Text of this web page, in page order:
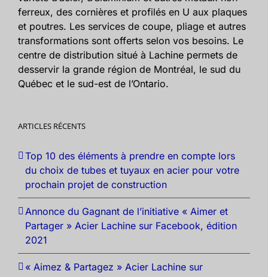
ferreux, des cornières et profilés en U aux plaques
et poutres. Les services de coupe, pliage et autres
transformations sont offerts selon vos besoins. Le
centre de distribution situé à Lachine permets de
desservir la grande région de Montréal, le sud du
Québec et le sud-est de l’Ontario.
ARTICLES RÉCENTS
Top 10 des éléments à prendre en compte lors
du choix de tubes et tuyaux en acier pour votre
prochain projet de construction
Annonce du Gagnant de l’initiative « Aimer et
Partager » Acier Lachine sur Facebook, édition
2021
« Aimez & Partagez » Acier Lachine sur